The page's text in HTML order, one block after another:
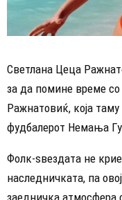
Светлана Цеца
за да помине време со
Ражнатовиќ, која
фудбалерот Немања
Фолк-ѕвездата не
наследничката, па
заедничка атмосфера